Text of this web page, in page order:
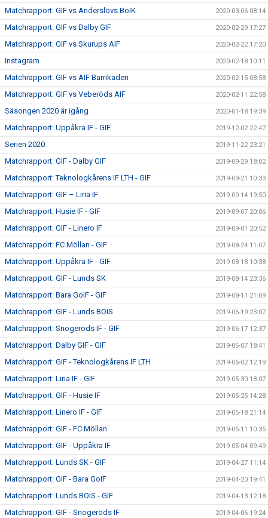
Matchrapport: GIF vs Anderslövs BoIK 2020-03-06 08:14
Matchrapport: GIF vs Dalby GIF 2020-02-29 17:27
Matchrapport: GIF vs Skurups AIF 2020-02-22 17:20
Instagram 2020-02-18 10:11
Matchrapport: GIF vs AIF Barrikaden 2020-02-15 08:58
Matchrapport: GIF vs Veberöds AIF 2020-02-11 22:58
Säsongen 2020 är igång 2020-01-18 19:39
Matchrapport: Uppåkra IF - GIF 2019-12-02 22:47
Serien 2020 2019-11-22 23:21
Matchrapport: GIF - Dalby GIF 2019-09-29 18:02
Matchrapport: Teknologkårens IF LTH - GIF 2019-09-21 10:33
Matchrapport: GIF – Liria IF 2019-09-14 19:50
Matchrapport: Husie IF - GIF 2019-09-07 20:06
Matchrapport: GIF - Linero IF 2019-09-01 20:52
Matchrapport: FC Möllan - GIF 2019-08-24 11:07
Matchrapport: Uppåkra IF - GIF 2019-08-18 10:38
Matchrapport: GIF - Lunds SK 2019-08-14 23:36
Matchrapport: Bara GoIF - GIF 2019-08-11 21:09
Matchrapport: GIF - Lunds BOIS 2019-06-19 23:07
Matchrapport: Snogeröds IF - GIF 2019-06-17 12:37
Matchrapport: Dalby GIF - GIF 2019-06-07 18:41
Matchrapport: GIF - Teknologkårens IF LTH 2019-06-02 12:19
Matchrapport: Liria IF - GIF 2019-05-30 18:07
Matchrapport: GIF - Husie IF 2019-05-25 14:28
Matchrapport: Linero IF - GIF 2019-05-18 21:14
Matchrapport: GIF - FC Möllan 2019-05-11 10:35
Matchrapport: GIF - Uppåkra IF 2019-05-04 09:49
Matchrapport: Lunds SK - GIF 2019-04-27 11:14
Matchrapport: GIF - Bara GoIF 2019-04-20 19:41
Matchrapport: Lunds BOIS - GIF 2019-04-13 12:18
Matchrapport: GIF - Snogeröds IF 2019-04-06 19:24